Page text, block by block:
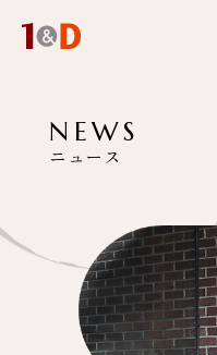
NEWS
ニュース